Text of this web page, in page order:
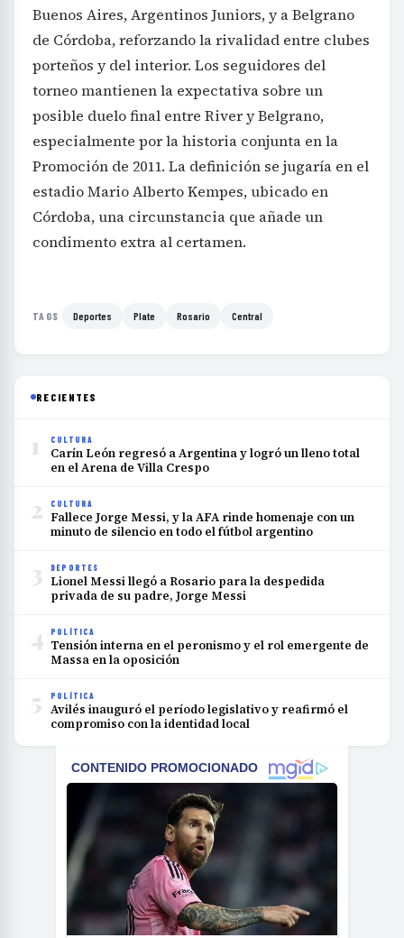
Buenos Aires, Argentinos Juniors, y a Belgrano
de Córdoba, reforzando la rivalidad entre clubes
porteños y del interior. Los seguidores del
torneo mantienen la expectativa sobre un
posible duelo final entre River y Belgrano,
especialmente por la historia conjunta en la
Promoción de 2011. La definición se jugaría en el
estadio Mario Alberto Kempes, ubicado en
Córdoba, una circunstancia que añade un
condimento extra al certamen.
TAGS Deportes Plate Rosario Central
RECIENTES
1 CULTURA
Carín León regresó a Argentina y logró un lleno total
en el Arena de Villa Crespo
2 CULTURA
Fallece Jorge Messi, y la AFA rinde homenaje con un
minuto de silencio en todo el fútbol argentino
3 DEPORTES
Lionel Messi llegó a Rosario para la despedida
privada de su padre, Jorge Messi
4 POLÍTICA
Tensión interna en el peronismo y el rol emergente de
Massa en la oposición
5 POLÍTICA
Avilés inauguró el período legislativo y reafirmó el
compromiso con la identidad local